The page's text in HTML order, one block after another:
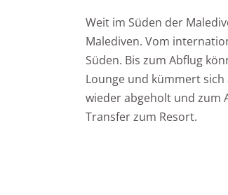
Weit im Süden der
Malediven. Vom
Süden. Bis zum Abflug
Lounge und kümmert
wieder abgeholt und zum
Transfer zum Resort.